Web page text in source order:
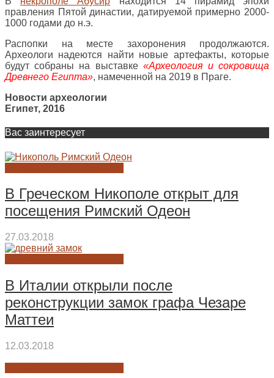
правления Пятой династии, датируемой примерно 2000-
1000 годами до н.э.
Распопки на месте захоронения продолжаются.
Археологи надеются найти новые артефакты, которые
будут собраны на выставке «Археология и сокровища
Древнего Египта», намеченной на 2019 в Праге.
Новости археологии
Египет, 2016
Вас заинтересует
В Греческом Никополе открыт для
посещения Римский Одеон
27.03.2018
В Италии открыли после
реконструкции замок графа Чезаре
Маттеи
12.03.2018